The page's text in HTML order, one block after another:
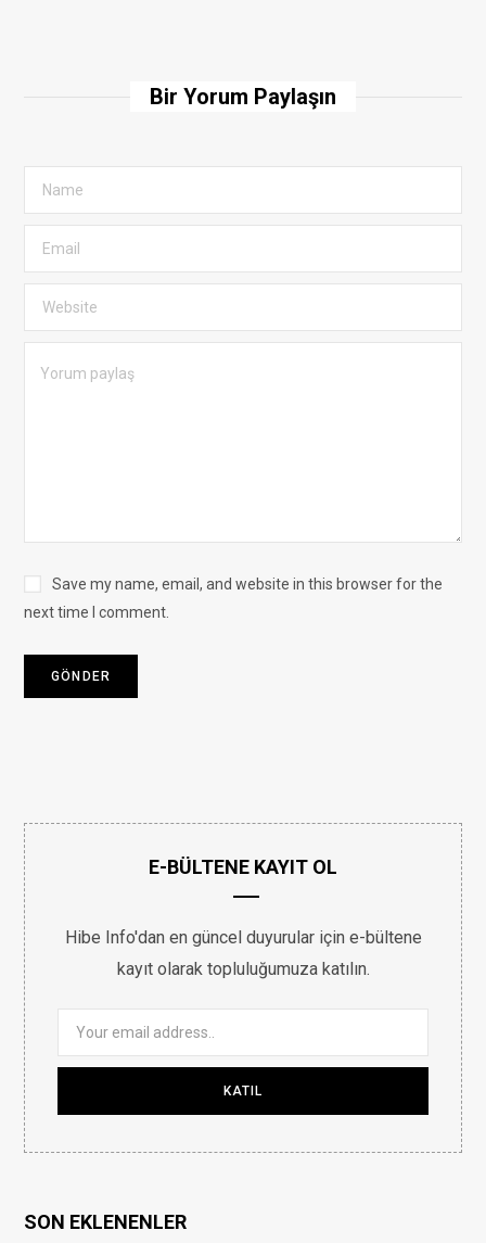
Bir Yorum Paylaşın
Save my name, email, and website in this browser for the
next time I comment.
E-BÜLTENE KAYIT OL
Hibe Info'dan en güncel duyurular için e-bültene
kayıt olarak topluluğumuza katılın.
SON EKLENENLER